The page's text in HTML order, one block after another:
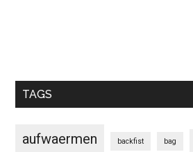
TAGS
aufwaermen backfist bag